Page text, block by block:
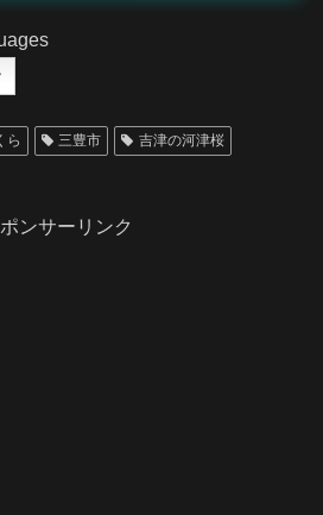
ら 三豊市
吉津の河津桜
ンサーリンク